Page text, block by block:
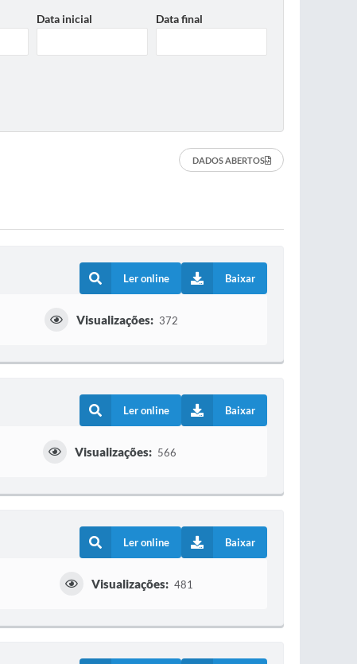
Data inicial Data final
DADOS ABERTOS
Ler online Baixar
Visualizações: 372
Ler online Baixar
Visualizações: 566
Ler online Baixar
Visualizações: 481